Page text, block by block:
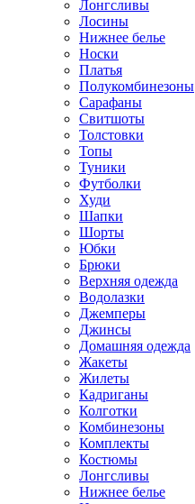
Лонгсливы
Лосины
Нижнее белье
Носки
Платья
Полукомбинезоны
Сарафаны
Свитшоты
Толстовки
Топы
Туники
Футболки
Худи
Шапки
Шорты
Юбки
Брюки
Верхняя одежда
Водолазки
Джемперы
Джинсы
Домашняя одежда
Жакеты
Жилеты
Кадриганы
Колготки
Комбинезоны
Комплекты
Костюмы
Лонгсливы
Нижнее белье